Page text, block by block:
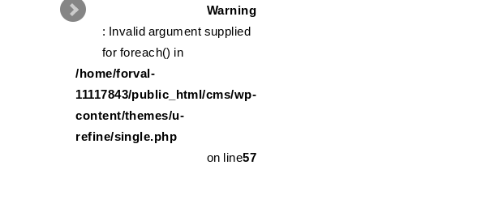
/home/forval-11117843/public_html/cms/wp-content/themes/u-
Warning
: Invalid argument supplied
for foreach() in
/home/forval-
11117843/public_html/cms/wp-
content/themes/u-
refine/single.php
on line57